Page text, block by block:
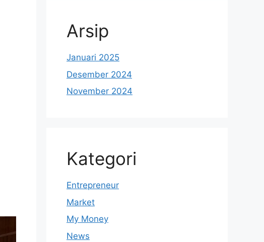
Arsip
Januari 2025
Desember 2024
November 2024
Kategori
Entrepreneur
Market
My Money
News